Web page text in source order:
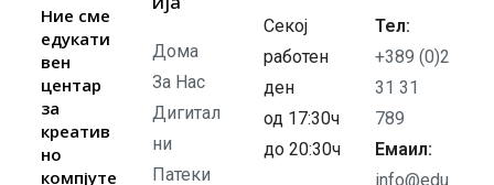
Ние сме
едукати
вен
центар
за
креатив
но
компјуте
Дома
За Нас
Дигитал
ни
Патеки
Секој
работен
ден
од 17:30ч
до 20:30ч
Тел:
+389 (0)2
31 31
789
Емаил:
info@edu